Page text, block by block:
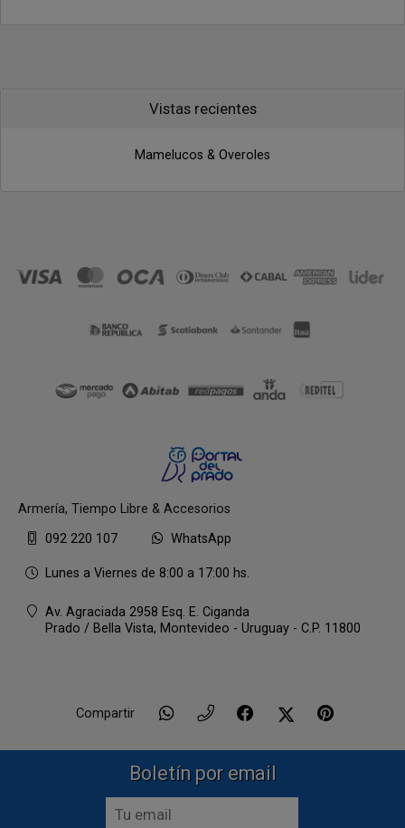
Vistas recientes
Mamelucos & Overoles
Armería, Tiempo Libre & Accesorios
092 220 107
WhatsApp
Lunes a Viernes de 8:00 a 17:00 hs.
Av. Agraciada 2958 Esq. E. Ciganda
Prado / Bella Vista, Montevideo - Uruguay - C.P. 11800
Compartir
Boletín por email